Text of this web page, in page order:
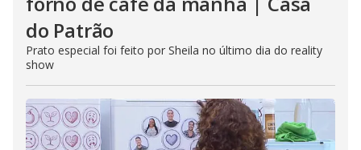
do Patrão
Prato especial foi feito por Sheila no último dia do reality
show